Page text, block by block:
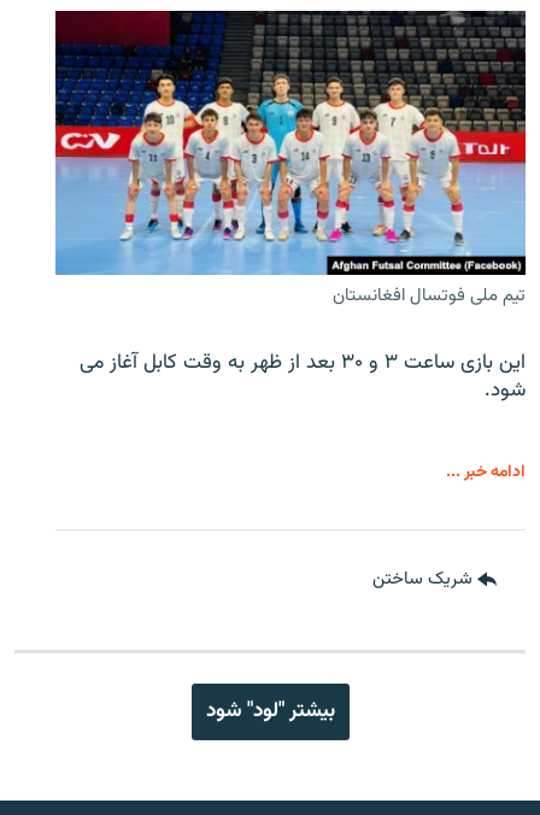
تیم ملی فوتسال افغانستان
این بازی ساعت ۳ و ۳۰ بعد از ظهر به وقت کابل آغاز می
شود.
ادامه خبر ...
شریک ساختن
بیشتر "لود" شود